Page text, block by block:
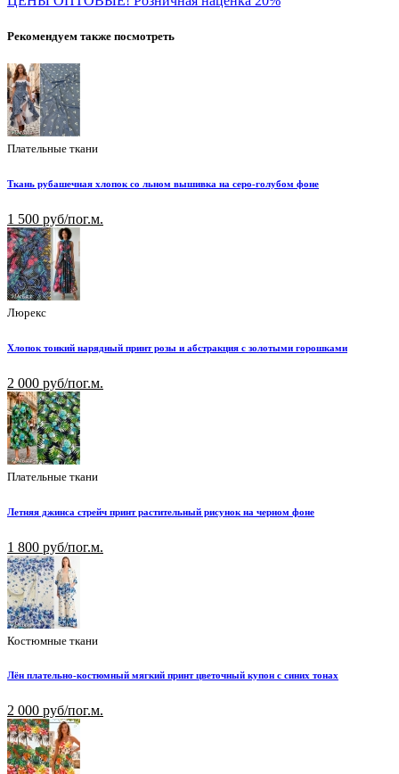
Рекомендуем также посмотреть
Плательные ткани
Ткань рубашечная хлопок со льном вышивка на серо-голубом фоне
1 500 руб/пог.м.
Люрекс
Хлопок тонкий нарядный принт розы и абстракция с золотыми горошками
2 000 руб/пог.м.
Плательные ткани
Летняя джинса стрейч принт растительный рисунок на черном фоне
1 800 руб/пог.м.
Костюмные ткани
Лён плательно-костюмный мягкий принт цветочный купон с синих тонах
2 000 руб/пог.м.